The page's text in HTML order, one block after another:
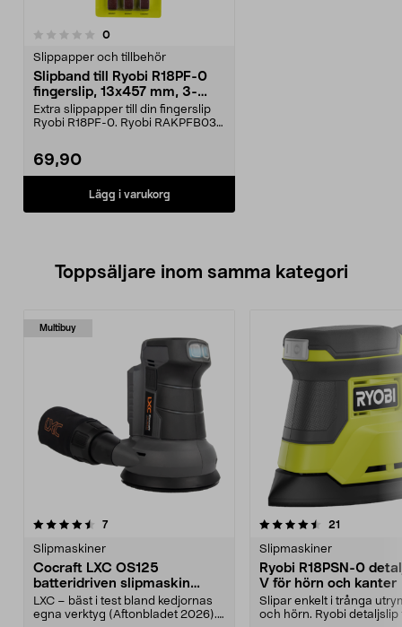
0recensioner
Slippapper och tillbehör
Slipband till Ryobi R18PF-0
fingerslip, 13x457 mm, 3-
pack
Extra slippapper till din fingerslip
Ryobi R18PF-0. Ryobi RAKPFB03
69,90
Lägg i varukorg
Toppsäljare inom samma kategori
Multibuy
7recensioner
Slipmaskiner
Cocraft LXC OS125
batteridriven slipmaskin
oscillerande 18 V
LXC – bäst i test bland kedjornas
egna verktyg (Aftonbladet 2026).
4.5 av 5 stjärnor 21
Slipmaskiner
Ryobi R18PSN-0
V för hörn och kanter
Slipar enkelt i trånga
och hörn. Ryobi detaljslip
4.5 av 5 stjärnor